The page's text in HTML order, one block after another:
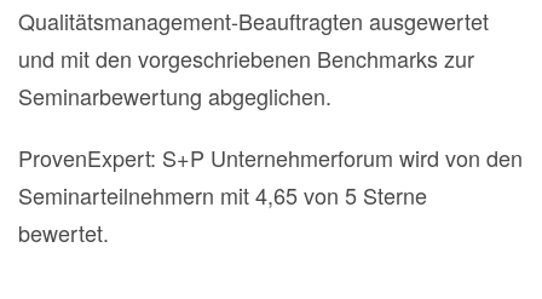
Qualitätsmanagement-Beauftragten ausgewertet
und mit den vorgeschriebenen Benchmarks zur
Seminarbewertung abgeglichen.
ProvenExpert: S+P Unternehmerforum wird von den
Seminarteilnehmern mit 4,65 von 5 Sterne
bewertet.